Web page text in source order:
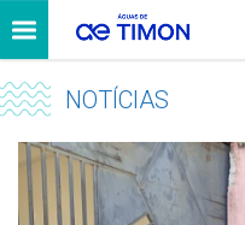
NOTÍCIAS